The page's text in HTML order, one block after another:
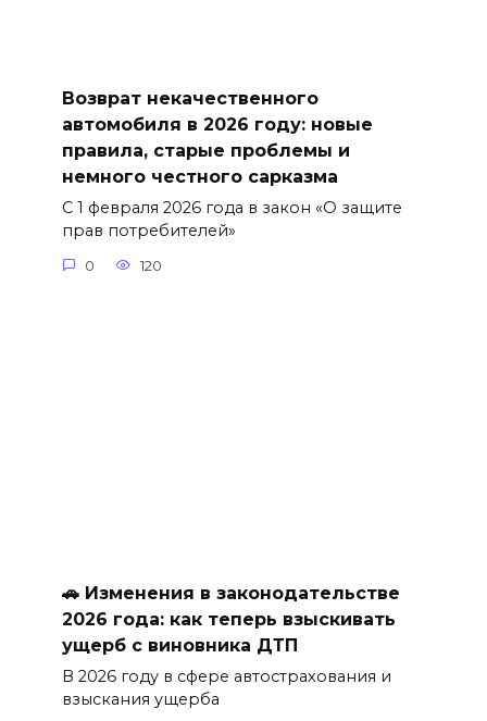
Возврат некачественного
автомобиля в 2026 году: новые
правила, старые проблемы и
немного честного сарказма
С 1 февраля 2026 года в закон «О защите
прав потребителей»
0 120
🚗 Изменения в законодательстве
2026 года: как теперь взыскивать
ущерб с виновника ДТП
В 2026 году в сфере автострахования и
взыскания ущерба